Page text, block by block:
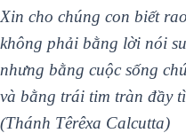
Xin cho chúng con biết
không phải bằng lời nói
nhưng bằng cuộc sống
và bằng trái tim tràn đầy
(Thánh Têrêxa Calcutta)